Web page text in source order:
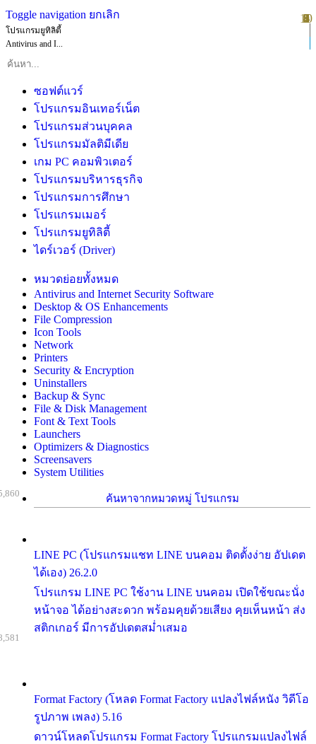
Toggle navigation ยกเลิก
โปรแกรมยูทิลิตี้
Antivirus and I...
ซอฟต์แวร์
โปรแกรมอินเทอร์เน็ต
โปรแกรมส่วนบุคคล
โปรแกรมมัลติมีเดีย
เกม PC คอมพิวเตอร์
โปรแกรมบริหารธุรกิจ
โปรแกรมการศึกษา
โปรแกรมเมอร์
โปรแกรมยูทิลิตี้
ไดร์เวอร์ (Driver)
หมวดย่อยทั้งหมด
Antivirus and Internet Security Software
Desktop & OS Enhancements
File Compression
Icon Tools
Network
Printers
Security & Encryption
Uninstallers
Backup & Sync
File & Disk Management
Font & Text Tools
Launchers
Optimizers & Diagnostics
Screensavers
System Utilities
ค้นหาจากหมวดหมู่ โปรแกรม
LINE PC (โปรแกรมแชท LINE บนคอม ติดตั้งง่าย อัปเดต
ได้เอง) 26.2.0
โปรแกรม LINE PC ใช้งาน LINE บนคอม เปิดใช้ขณะนั่ง
หน้าจอ ได้อย่างสะดวก พร้อมคุยด้วยเสียง คุยเห็นหน้า ส่ง
สติกเกอร์ มีการอัปเดตสม่ำเสมอ
Format Factory (โหลด Format Factory แปลงไฟล์หนัง วิดีโอ
รูปภาพ เพลง) 5.16
ดาวน์โหลดโปรแกรม Format Factory โปรแกรมแปลงไฟล์
1
2
3
4
5
6
7
8
9
10